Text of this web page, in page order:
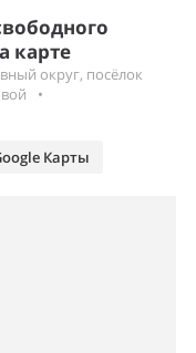
карте
округ, посёлок
•
Карты